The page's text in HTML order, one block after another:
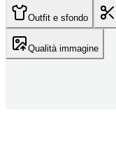
Outfit e sfondo
Qualità immagine